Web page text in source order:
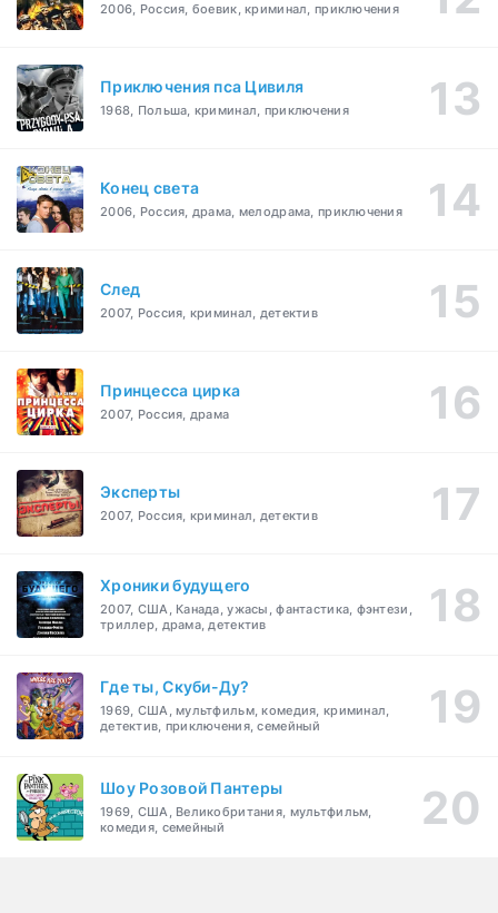
2006, Россия, боевик, криминал, приключения
Приключения пса Цивиля
1968, Польша, криминал, приключения
Конец света
2006, Россия, драма, мелодрама, приключения
След
2007, Россия, криминал, детектив
Принцесса цирка
2007, Россия, драма
Эксперты
2007, Россия, криминал, детектив
Хроники будущего
2007, США, Канада, ужасы, фантастика, фэнтези,
триллер, драма, детектив
Где ты, Скуби-Ду?
1969, США, мультфильм, комедия, криминал,
детектив, приключения, семейный
Шоу Розовой Пантеры
1969, США, Великобритания, мультфильм,
комедия, семейный